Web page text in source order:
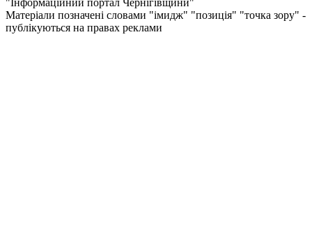
Матеріали позначені словами "імидж" "позиція" "точка зору" -
публікуються на правах реклами